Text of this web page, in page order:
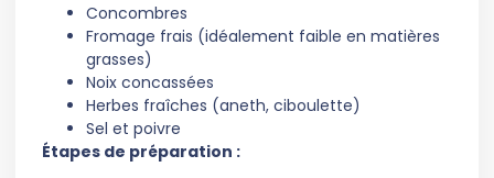
Concombres
Fromage frais (idéalement faible en matières
grasses)
Noix concassées
Herbes fraîches (aneth, ciboulette)
Sel et poivre
Étapes de préparation :